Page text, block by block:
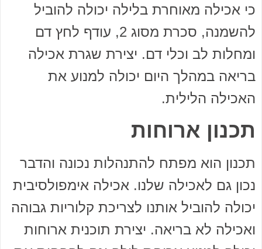
כי אכילה מאוחרת בלילה יכולה להוביל
להשמנה, סכרת מסוג 2, עודף לחץ דם
ומחלות לב וכלי דם. יצירת שגרת אכילה
בריאה במהלך היום יכולה למנוע את
האכילה הלילית.
תכנון ארוחות
תכנון הוא מפתח להתנהלות נכונה והדבר
נכון גם לאכילה שלנו. אכילה אימפולסיבית
יכולה להוביל אותנו לצריכת קלוריות גבוהה
ואכילה לא בריאה. יצירת תוכנית ארוחות